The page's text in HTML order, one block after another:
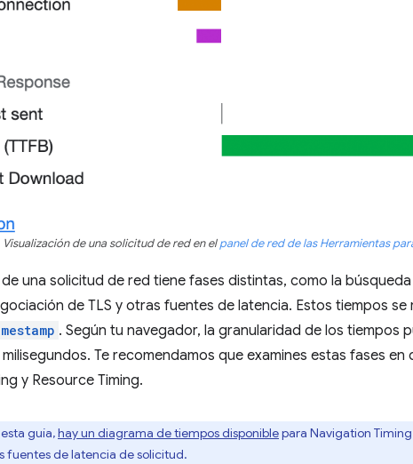
Visualización de una solicitud de red en elpanel de red de las Herramientas
una solicitud de red tiene fases distintas, como la
de TLS y otras fuentes de latencia. Estos tiempos
. Según tu navegador, la granularidad de los tiempos
Te recomendamos que examines estas fases
y Resource Timing.
guía,hay un diagrama de tiempos disponiblepara Navigation
fuentes de latencia de solicitud.